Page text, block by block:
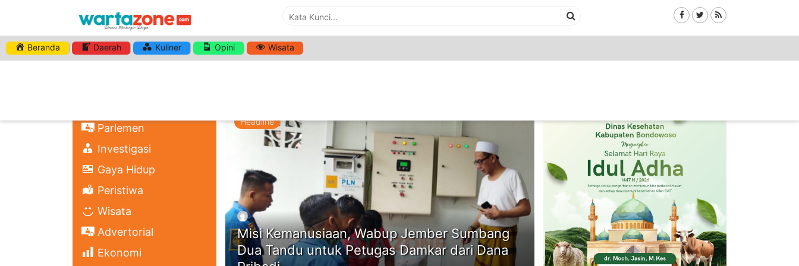
Beranda Daerah Kuliner Opini Wisata
Parlemen
Investigasi
Gaya Hidup
Peristiwa
Wisata
Advertorial
Ekonomi
HASHTAG:WABUP JEMBER BANTU PETUGAS DAMKAR DARI
Headline
Misi Kemanusiaan, Wabup Jember Sumbang
Dua Tandu untuk Petugas Damkar dari Dana